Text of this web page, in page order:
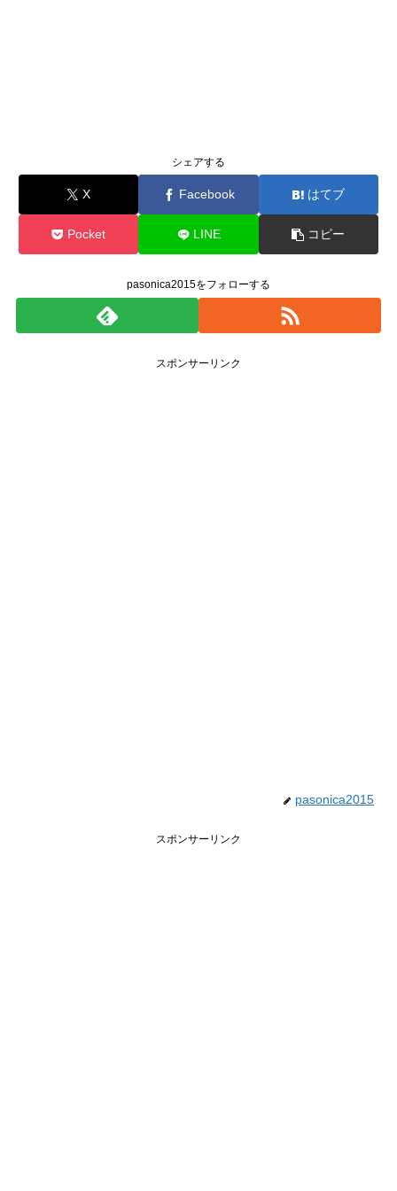
シェアする
X Facebook はてブ
Pocket LINE コピー
pasonica2015をフォローする
スポンサーリンク
pasonica2015
スポンサーリンク